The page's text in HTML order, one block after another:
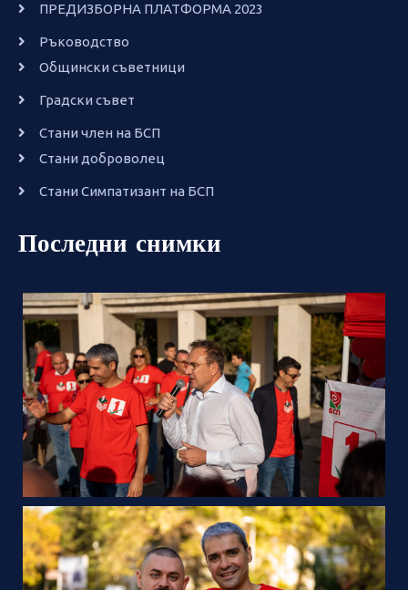
ПРЕДИЗБОРНА ПЛАТФОРМА 2023
Ръководство
Общински съветници
Градски съвет
Стани член на БСП
Стани доброволец
Стани Симпатизант на БСП
Последни снимки